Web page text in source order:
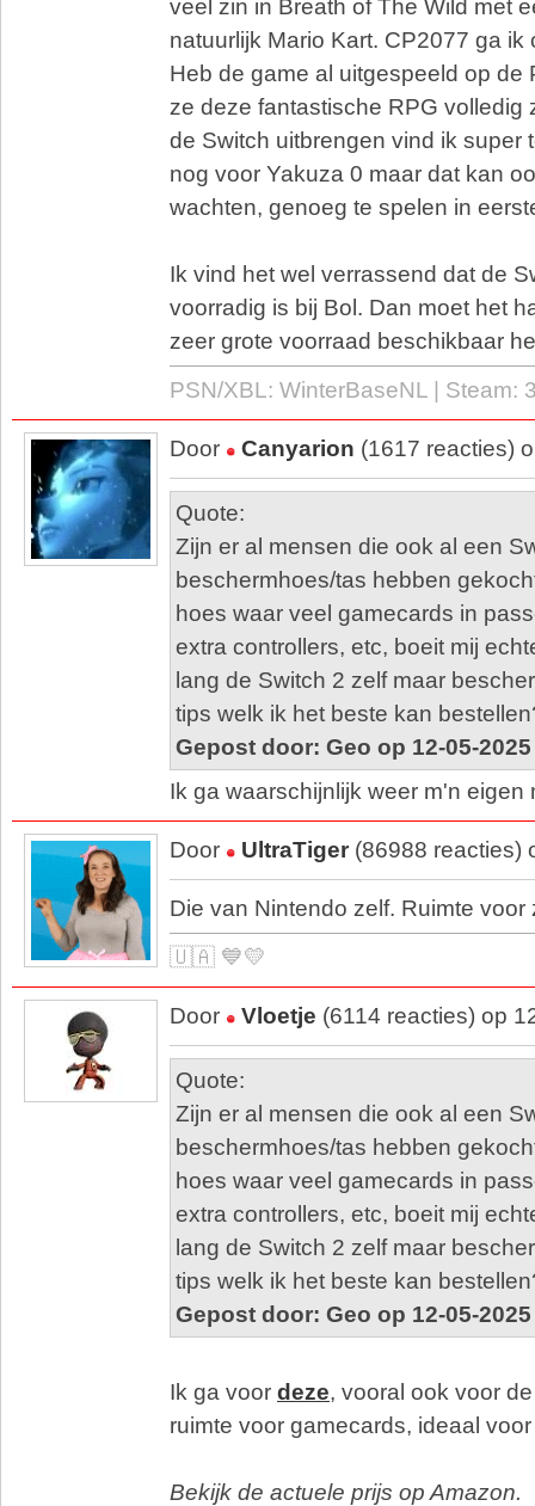
veel zin in Breath of The Wild met
natuurlijk Mario Kart. CP2077 ga
Heb de game al uitgespeeld op de
ze deze fantastische RPG volledig
de Switch uitbrengen vind ik super
nog voor Yakuza 0 maar dat kan
wachten, genoeg te spelen in
Ik vind het wel verrassend dat de
voorradig is bij Bol. Dan moet het
zeer grote voorraad beschikbaar
PSN/XBL: WinterBaseNL | Steam:
Door Canyarion (1617 reacties)
Quote:
Zijn er al mensen die ook al een
beschermhoes/tas hebben
hoes waar veel gamecards in
extra controllers, etc, boeit mij
lang de Switch 2 zelf maar
tips welk ik het beste kan
Gepost door: Geo op 12-05-2025
Ik ga waarschijnlijk weer m'n eigen
Door UltraTiger (86988 reacties)
Die van Nintendo zelf. Ruimte voor
🇺🇦 💙💛
Door Vloetje (6114 reacties) op
Quote:
Zijn er al mensen die ook al een
beschermhoes/tas hebben
hoes waar veel gamecards in
extra controllers, etc, boeit mij
lang de Switch 2 zelf maar
tips welk ik het beste kan
Gepost door: Geo op 12-05-2025
Ik ga voor deze, vooral ook voor
ruimte voor gamecards, ideaal
Bekijk de actuele prijs op Amazon.